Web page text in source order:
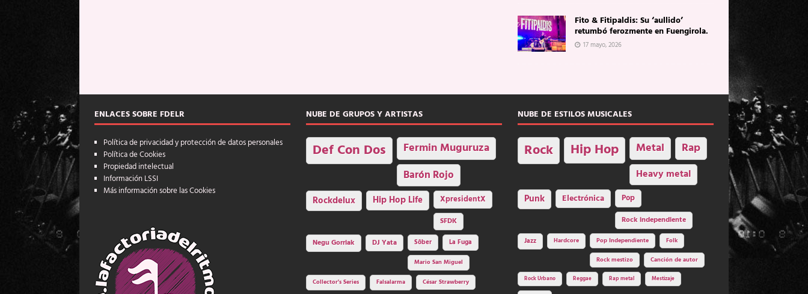
Fito & Fitipaldis: Su ‘aullido’
retumbó ferozmente en Fuengirola.
17 mayo, 2026
ENLACES SOBRE FDELR
Política de privacidad y protección de datos personales
Política de Cookies
Propiedad intelectual
Información LSSI
Más información sobre las Cookies
NUBE DE GRUPOS Y ARTISTAS
Def Con Dos Fermin Muguruza
Barón Rojo
Rockdelux Hip Hop Life
XpresidentX
SFDK
Negu Gorriak
DJ Yata Sôber
La Fuga
Mario San Miguel
Collector's Series
Falsalarma César Strawberry
NUBE DE ESTILOS MUSICALES
Rock Hip Hop Metal Rap
Heavy metal
Punk Electrónica
Pop
Rock independiente
Jazz Hardcore Pop Independiente Folk
Rock mestizo Canción de autor
Rock Urbano Reggae Rap metal Mestizaje